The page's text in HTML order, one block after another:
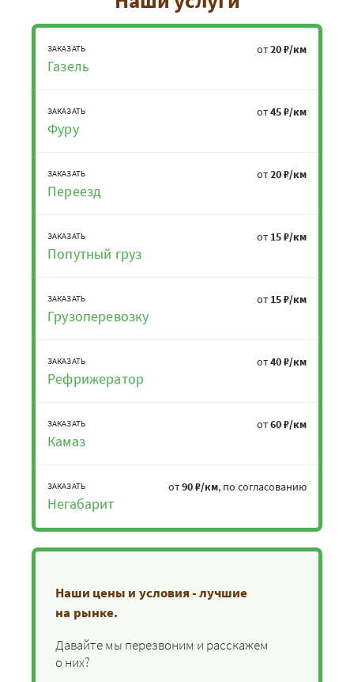
ЗАКАЗАТЬ
Газель
от20 ₽/км
ЗАКАЗАТЬ
Фуру
от45 ₽/км
ЗАКАЗАТЬ
Переезд
от20 ₽/км
ЗАКАЗАТЬ
Попутный груз
от 15 ₽/км
ЗАКАЗАТЬ
Грузоперевозку
от 15 ₽/км
ЗАКАЗАТЬ
Рефрижератор
от40 ₽/км
ЗАКАЗАТЬ
Камаз
от60 ₽/км
ЗАКАЗАТЬ
Негабарит
от90 ₽/км, по согласованию
Наши цены и условия - лучшие
на рынке.
Давайте мы перезвоним и расскажем
о них?